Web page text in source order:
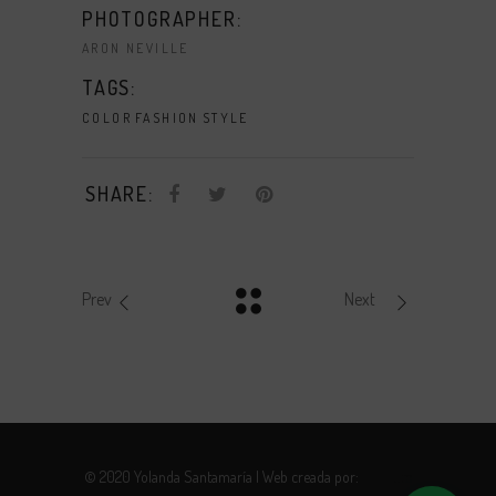
PHOTOGRAPHER:
ARON NEVILLE
TAGS:
COLOR FASHION STYLE
SHARE:
Prev Next
© 2020 Yolanda Santamaría | Web creada por: